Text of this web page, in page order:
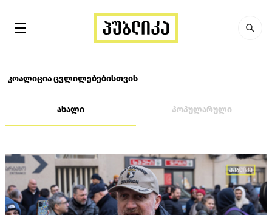
კოალიცია ცვლილებებისთვის
ახალი პოპულარული